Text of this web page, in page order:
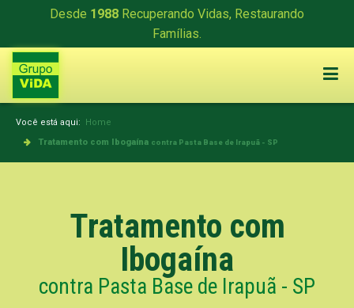
Desde 1988 Recuperando Vidas, Restaurando
Famílias.
Você está aqui: Home
Tratamento com Ibogaína contra Pasta Base de Irapuã - SP
Tratamento com
Ibogaína
contra Pasta Base de Irapuã - SP